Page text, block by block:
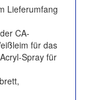
Lieferumfang
CA-
für das
Spray für